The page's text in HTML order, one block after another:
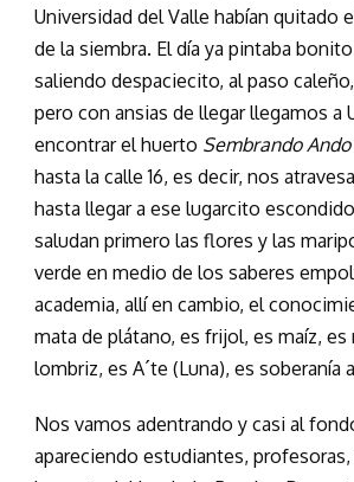
Universidad del Valle habían quitado
de la siembra. El día ya pintaba
saliendo despaciecito, al paso
pero con ansias de llegar llegamos a
encontrar el huerto Sembrando Ando
hasta la calle 16, es decir, nos
hasta llegar a ese lugarcito
saludan primero las flores y las
verde en medio de los saberes
academia, allí en cambio, el
mata de plátano, es frijol, es maíz, es
lombriz, es A´te (Luna), es soberanía
Nos vamos adentrando y casi al
apareciendo estudiantes,